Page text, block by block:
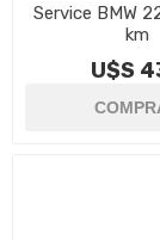
Service BMW
km
U$S